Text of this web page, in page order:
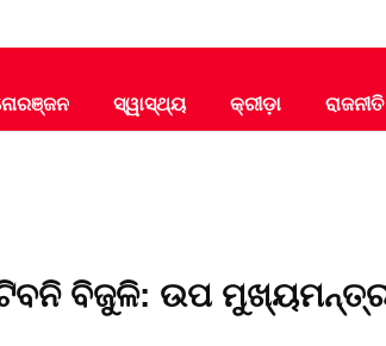
Darpan
Odia News
ସ୍ୱାସ୍ଥ୍ୟ କ୍ରୀଡ଼ା ରାଜନୀତି
ବିଜୁଳି: ଉପ